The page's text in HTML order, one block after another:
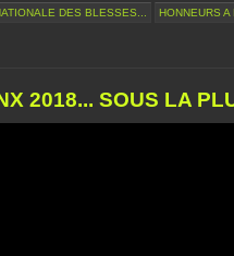
DES BLESSES... HONNEURS
2018... SOUS LA